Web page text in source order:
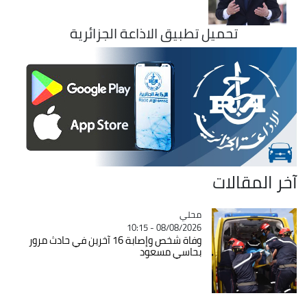
تحميل تطبيق الاذاعة الجزائرية
آخر المقالات
Catégorie
محلي
08/08/2026 - 10:15
وفاة شخص وإصابة 16 آخرين في حادث مرور
بحاسي مسعود